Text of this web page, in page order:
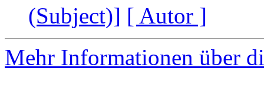
(Subject)] [ Autor ]
Mehr Informationen über